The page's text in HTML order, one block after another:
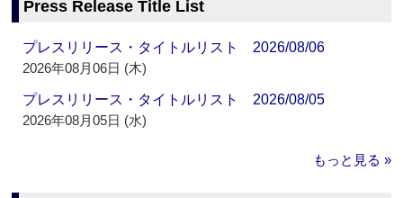
Press Release Title List
プレスリリース・タイトルリスト 2026/08/06
2026年08月06日 (木)
プレスリリース・タイトルリスト 2026/08/05
2026年08月05日 (水)
もっと見る »